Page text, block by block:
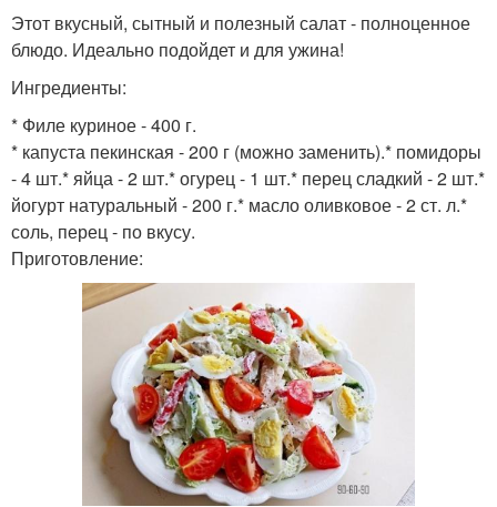
Этот вкусный, сытный и полезный салат - полноценное
блюдо. Идеально подойдет и для ужина!
Ингредиенты:
* Филе куриное - 400 г.
* капуста пекинская - 200 г (можно заменить).* помидоры
- 4 шт.* яйца - 2 шт.* огурец - 1 шт.* перец сладкий - 2 шт.*
йогурт натуральный - 200 г.* масло оливковое - 2 ст. л.*
соль, перец - по вкусу.
Приготовление: